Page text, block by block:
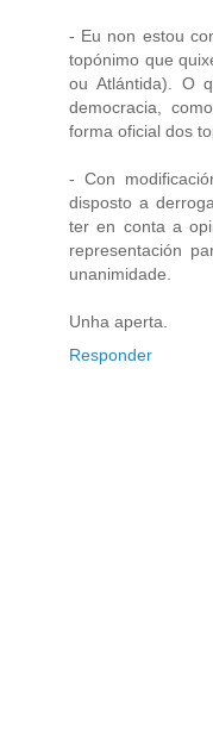
- Eu non estou
topónimo que
ou Atlántida). O
democracia,
forma oficial dos
- Con
disposto a
ter en conta a
representación
unanimidade.
Unha aperta.
Responder